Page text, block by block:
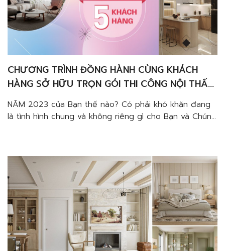
CHƯƠNG TRÌNH ĐỒNG HÀNH CÙNG KHÁCH
HÀNG SỞ HỮU TRỌN GÓI THI CÔNG NỘI THẤT
NHÀ ĐẸP VỚI NGÂN SÁCH THẤP, TIẾT KIỆM
NĂM 2023 của Bạn thế nào? Có phải khó khăn đang
là tình hình chung và không riêng gì cho Bạn và Chúng